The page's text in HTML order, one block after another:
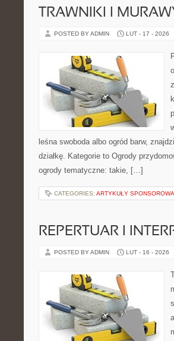
TRAWNIKI I
POSTED BY ADMIN LUT - 17 - 2026
leśna swoboda albo ogród barw,
działkę. Kategorie to Ogrody
ogrody tematyczne: takie, […]
CATEGORIES: ARTYKUŁY
REPERTUAR I
POSTED BY ADMIN LUT - 16 - 2026